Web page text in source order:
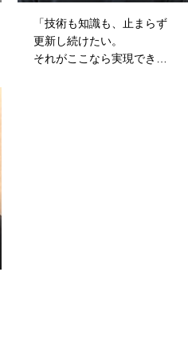
「技術も知識も、止まらず
更新し続けたい。
それがここなら実現でき